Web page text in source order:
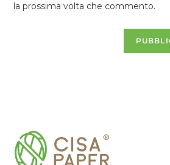
la prossima volta che commento.